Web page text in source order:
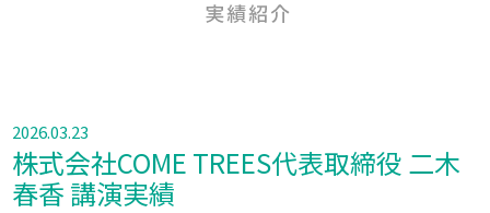
2026.03.23
株式会社COME TREES代表取締役 二木
春香 講演実績